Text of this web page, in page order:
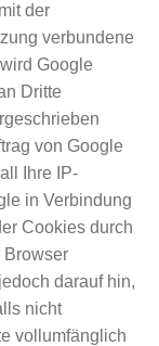
der
verbundene
Google
Dritte
von Google
Ihre IP-
in Verbindung
Cookies durch
Browser
darauf hin,
nicht
vollumfänglich